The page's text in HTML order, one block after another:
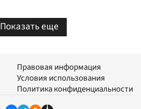
Показать еще
Правовая информация
Условия использования
Политика конфиденциальности